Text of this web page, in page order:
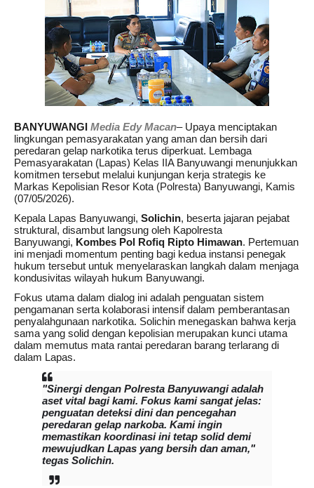
BANYUWANGI Media Edy Macan– Upaya menciptakan
lingkungan pemasyarakatan yang aman dan bersih dari
peredaran gelap narkotika terus diperkuat. Lembaga
Pemasyarakatan (Lapas) Kelas IIA Banyuwangi menunjukkan
komitmen tersebut melalui kunjungan kerja strategis ke
Markas Kepolisian Resor Kota (Polresta) Banyuwangi, Kamis
(07/05/2026).
Kepala Lapas Banyuwangi, Solichin, beserta jajaran pejabat
struktural, disambut langsung oleh Kapolresta
Banyuwangi, Kombes Pol Rofiq Ripto Himawan. Pertemuan
ini menjadi momentum penting bagi kedua instansi penegak
hukum tersebut untuk menyelaraskan langkah dalam menjaga
kondusivitas wilayah hukum Banyuwangi.
Fokus utama dalam dialog ini adalah penguatan sistem
pengamanan serta kolaborasi intensif dalam pemberantasan
penyalahgunaan narkotika. Solichin menegaskan bahwa kerja
sama yang solid dengan kepolisian merupakan kunci utama
dalam memutus mata rantai peredaran barang terlarang di
dalam Lapas.
"Sinergi dengan Polresta Banyuwangi adalah
aset vital bagi kami. Fokus kami sangat jelas:
penguatan deteksi dini dan pencegahan
peredaran gelap narkoba. Kami ingin
memastikan koordinasi ini tetap solid demi
mewujudkan Lapas yang bersih dan aman,"
tegas Solichin.